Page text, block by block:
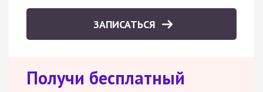
ЗАПИСАТЬСЯ
Получи бесплатный